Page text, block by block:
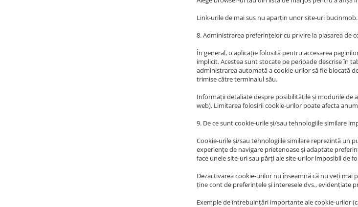
Link-urile de mai sus nu aparțin unor site-uri
8. Administrarea preferințelor cu privire la plasarea de
În general, o aplicație folosită pentru accesarea
implicit. Acestea sunt stocate pe perioade descrise în
administrarea automată a cookie-urilor să fie blocată
trimise către terminalul său.
Informații detaliate despre posibilitățile și modurile de
web). Limitarea folosirii cookie-urilor poate afecta
9. De ce sunt cookie-urile și/sau tehnologiile similare
Cookie-urile și/sau tehnologiile similare reprezintă un
experiențe de navigare prietenoase și adaptate
face unele site-uri sau părți ale site-urilor imposibil de
Dezactivarea cookie-urilor nu înseamnă că nu veți mai
ține cont de preferințele și interesele dvs., evidențiate
Exemple de întrebuințări importante ale cookie-urilor